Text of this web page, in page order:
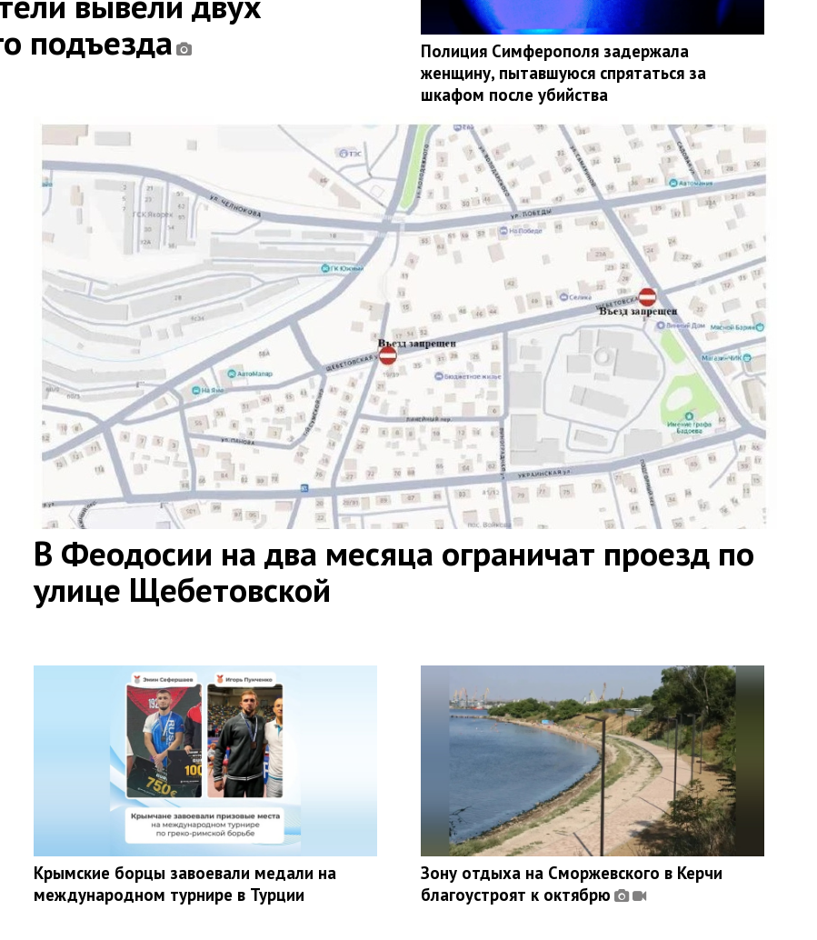
подъезда
Полиция Симферополя задержала
женщину, пытавшуюся спрятаться за
шкафом после убийства
В Феодосии на два месяца ограничат проезд по
улице Щебетовской
Крымские борцы завоевали медали на
международном турнире в Турции
Зону отдыха на Сморжевского в Керчи
благоустроят к октябрю